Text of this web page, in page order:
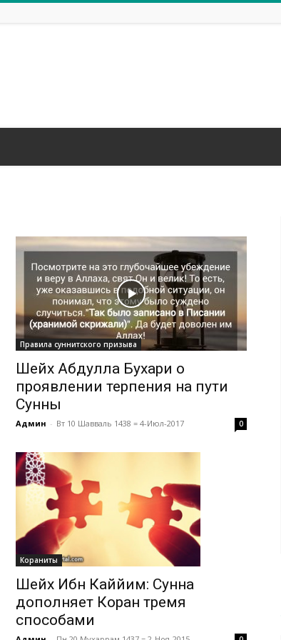
Правила суннитского призыва
Шейх Абдулла Бухари о
проявлении терпения на пути
Сунны
Админ - Вт 10 Шавваль 1438 = 4-Июл-2017 0
Кораниты
Шейх Ибн Каййим: Сунна
дополняет Коран тремя
способами